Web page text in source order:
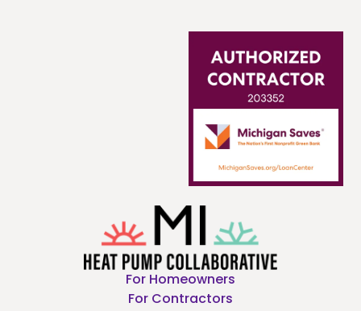
For Homeowners
For Contractors